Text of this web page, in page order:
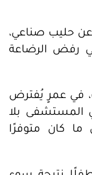
حليب صناعي،
رفض الرضاعة
كيلوغرامات، في عمرٍ يُفترض
في المستشفى بلا
ما كان متوفرًا